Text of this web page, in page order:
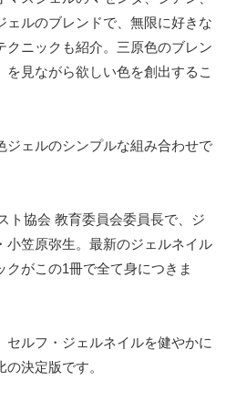
ェルのブレンドで、無限に好きな
クニックも紹介。三原色のブレン
を見ながら欲しい色を創出するこ
ジェルのシンプルな組み合わせで
ト協会 教育委員会委員長で、ジ
小笠原弥生。最新のジェルネイル
がこの1冊で全て身につきま
セルフ・ジェルネイルを健やかに
決定版です。